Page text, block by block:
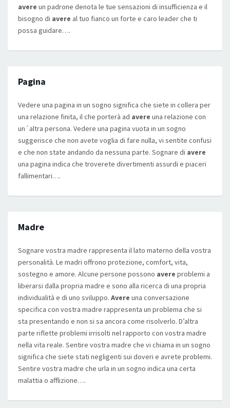
avere un padrone denota le tue sensazioni di insufficienza e il
bisogno di avere al tuo fianco un forte e caro leader che ti
possa guidare….
Pagina
Vedere una pagina in un sogno significa che siete in collera per
una relazione finita, il che porterà ad avere una relazione con
un´altra persona. Vedere una pagina vuota in un sogno
suggerisce che non avete voglia di fare nulla, vi sentite confusi
e che non state andando da nessuna parte. Sognare di avere
una pagina indica che troverete divertimenti assurdi e piaceri
fallimentari….
Madre
Sognare vostra madre rappresenta il lato materno della vostra
personalità. Le madri offrono protezione, comfort, vita,
sostegno e amore. Alcune persone possono avere problemi a
liberarsi dalla propria madre e sono alla ricerca di una propria
individualità e di uno sviluppo. Avere una conversazione
specifica con vostra madre rappresenta un problema che si
sta presentando e non si sa ancora come risolverlo. D’altra
parte riflette problemi irrisolti nel rapporto con vostra madre
nella vita reale. Sentire vostra madre che vi chiama in un sogno
significa che siete stati negligenti sui doveri e avrete problemi.
Sentire vostra madre che urla in un sogno indica una certa
malattia o afflizione….